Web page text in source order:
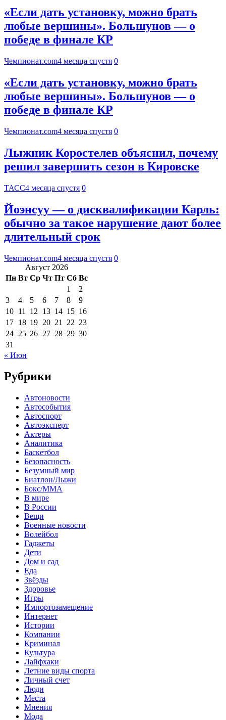
«Если дать установку, можно брать
любые вершины». Большунов — о
победе в финале КР
Чемпионат.com4 месяца спустя 0
«Если дать установку, можно брать
любые вершины». Большунов — о
победе в финале КР
Чемпионат.com4 месяца спустя 0
Лыжник Коростелев объяснил, почему
решил завершить сезон в Кировске
ТАСС4 месяца спустя 0
Йоэнсуу — о дисквалификации Карль:
обычно за такое нарушение дают более
длительный срок
Чемпионат.com4 месяца спустя 0
Август 2026
Пн Вт Ср Чт Пт Сб Вс
1
2
3
4 5 6 7 8
9
10 11 12 13 14 15 16
17 18 19 20 21 22 23
24 25 26 27 28 29 30
31
« Июн
Рубрики
Автоновости
Автособытия
Автоспорт
Автоэксперт
Актеры
Аналитика
Баскетбол
Безопасность
Безумный мир
Биатлон/Лыжи
Бокс/MMA
В мире
В России
Вещи
Военные новости
Волейбол
Гаджеты
Дети
Дом и сад
Еда
Звёзды
Здоровье
Игры
Импортозамещение
Интернет
Истории
Компании
Криминал
Культура
Лайфхаки
Летние виды спорта
Личный счет
Люди
Места
Мнения
Мода